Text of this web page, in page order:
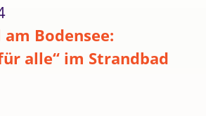
Bodensee:
alle“ im Strandbad